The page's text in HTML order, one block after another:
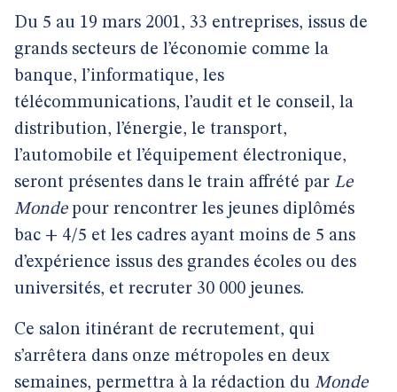
Du 5 au 19 mars 2001, 33 entreprises, issus de
grands secteurs de l’économie comme la
banque, l’informatique, les
télécommunications, l’audit et le conseil, la
distribution, l’énergie, le transport,
l’automobile et l’équipement électronique,
seront présentes dans le train affrété par Le
Mondepour rencontrer les jeunes diplômés
bac + 4/5 et les cadres ayant moins de 5 ans
d’expérience issus des grandes écoles ou des
universités, et recruter 30 000 jeunes.
Ce salon itinérant de recrutement, qui
s’arrêtera dans onze métropoles en deux
semaines, permettra à la rédaction du Monde